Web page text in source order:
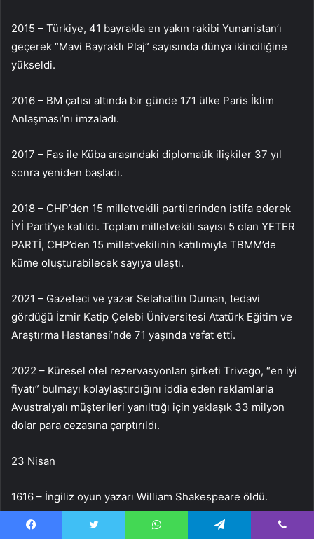
2015 – Türkiye, 41 bayrakla en yakın rakibi Yunanistan’ı
geçerek “Mavi Bayraklı Plaj” sayısında dünya ikinciliğine
yükseldi.
2016 – BM çatısı altında bir günde 171 ülke Paris İklim
Anlaşması’nı imzaladı.
2017 – Fas ile Küba arasındaki diplomatik ilişkiler 37 yıl
sonra yeniden başladı.
2018 – CHP’den 15 milletvekili partilerinden istifa ederek
İYİ Parti’ye katıldı. Toplam milletvekili sayısı 5 olan YETER
PARTİ, CHP’den 15 milletvekilinin katılımıyla TBMM’de
küme oluşturabilecek sayıya ulaştı.
2021 – Gazeteci ve yazar Selahattin Duman, tedavi
gördüğü İzmir Katip Çelebi Üniversitesi Atatürk Eğitim ve
Araştırma Hastanesi’nde 71 yaşında vefat etti.
2022 – Küresel otel rezervasyonları şirketi Trivago, “en iyi
fiyatı” bulmayı kolaylaştırdığını iddia eden reklamlarla
Avustralyalı müşterileri yanılttığı için yaklaşık 33 milyon
dolar para cezasına çarptırıldı.
23 Nisan
1616 – İngiliz oyun yazarı William Shakespeare öldü.
1920 – Türkiye Büyük Millet Meclisi açıldı.